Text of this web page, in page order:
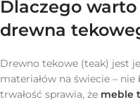
Dlaczego
drewna
Drewno tekowe (teak) jest
materiałów na świecie –
trwałość sprawia, że meble